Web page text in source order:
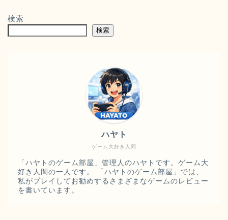
検索
検索
ゲーム大好き人間
ハヤト
「ハヤトのゲーム部屋」管理人のハヤトです。ゲーム大
好き人間の一人です。 「ハヤトのゲーム部屋」では、
私がプレイしてお勧めするさまざまなゲームのレビュー
を書いています。